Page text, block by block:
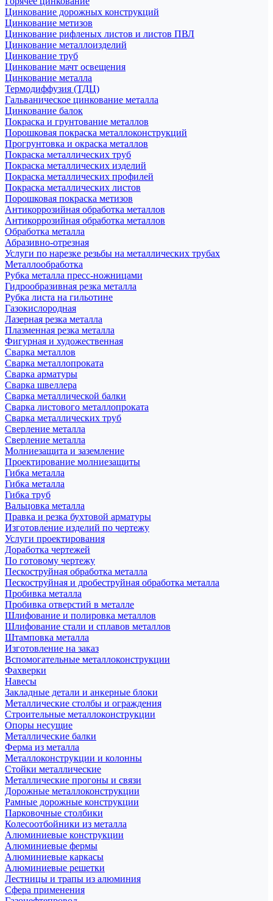
Цинкование дорожных конструкций
Цинкование метизов
Цинкование рифленых листов и листов ПВЛ
Цинкование металлоизделий
Цинкование труб
Цинкование мачт освещения
Цинкование металла
Термодиффузия (ТДЦ)
Гальваническое цинкование металла
Цинкование балок
Покраска и грунтование металлов
Порошковая покраска металлоконструкций
Прогрунтовка и окраска металлов
Покраска металлических труб
Покраска металлических изделий
Покраска металлических профилей
Покраска металлических листов
Порошковая покраска метизов
Антикоррозийная обработка металлов
Антикоррозийная обработка металлов
Обработка металла
Абразивно-отрезная
Услуги по нарезке резьбы на металлических трубах
Металлообработка
Рубка металла пресс-ножницами
Гидрообразивная резка металла
Рубка листа на гильотине
Газокислородная
Лазерная резка металла
Плазменная резка металла
Фигурная и художественная
Сварка металлов
Сварка металлопроката
Сварка арматуры
Сварка швеллера
Сварка металлической балки
Сварка листового металлопроката
Сварка металлических труб
Сверление металла
Сверление металла
Молниезащита и заземление
Проектирование молниезащиты
Гибка металла
Гибка металла
Гибка труб
Вальцовка металла
Правка и резка бухтовой арматуры
Изготовление изделий по чертежу
Услуги проектирования
Доработка чертежей
По готовому чертежу
Пескоструйная обработка металла
Пескоструйная и дробеструйная обработка металла
Пробивка металла
Пробивка отверстий в металле
Шлифование и полировка металлов
Шлифование стали и сплавов металлов
Штамповка металла
Изготовление на заказ
Вспомогательные металлоконструкции
Фахверки
Навесы
Закладные детали и анкерные блоки
Металлические столбы и ограждения
Строительные металлоконструкции
Опоры несущие
Металлические балки
Ферма из металла
Металлоконструкции и колонны
Стойки металлические
Металлические прогоны и связи
Дорожные металлоконструкции
Рамные дорожные конструкции
Парковочные столбики
Колесоотбойники из металла
Алюминиевые конструкции
Алюминиевые фермы
Алюминиевые каркасы
Алюминиевые решетки
Лестницы и трапы из алюминия
Сфера применения